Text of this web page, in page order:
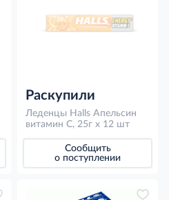
Раскупили
Леденцы Halls Апельсин
витамин C, 25г x 12 шт
Сообщить
о поступлении